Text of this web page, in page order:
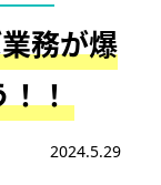
務が爆
！！
2024.5.29